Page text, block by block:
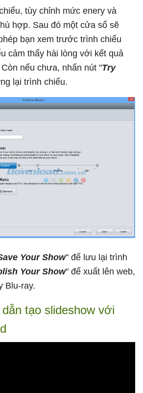
tùy chỉnh mức enery và
hợp. Sau đó một cửa sổ sẽ
bạn xem trước trình chiếu
cảm thấy hài lòng với kết quả
Còn nếu chưa, nhấn nút "Try
lại trình chiếu.
Your Show" để lưu lại trình
Your Show" để xuất lên web,
Blu-ray.
tạo slideshow với